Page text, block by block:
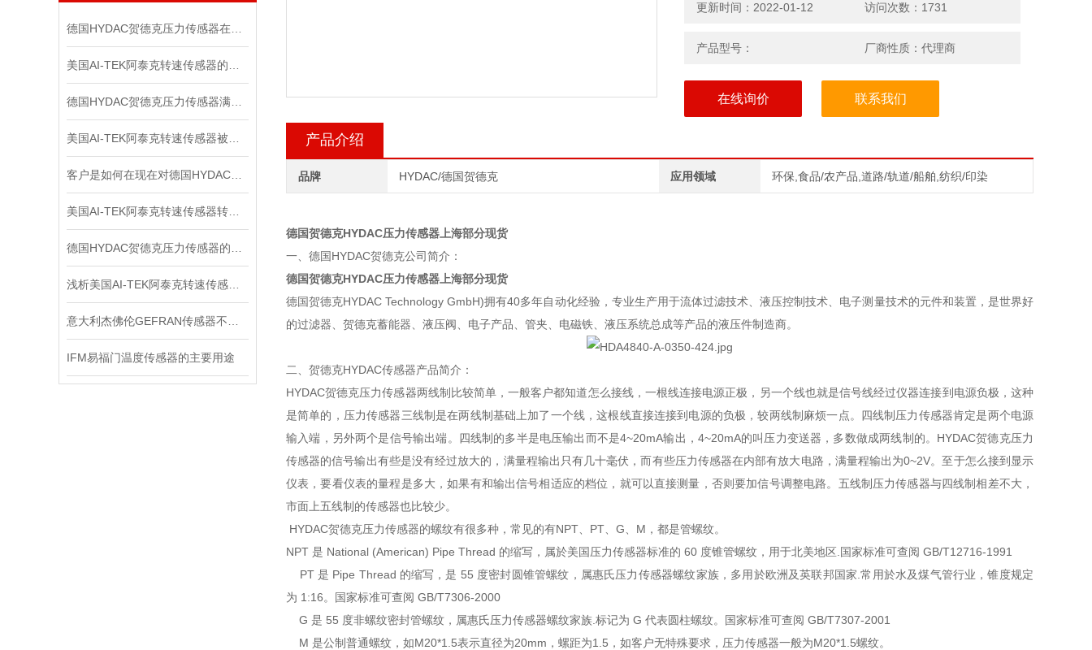
IFM易福门温度传感器的主要用途
更新时间：2022-01-12 访问次数：1731
产品型号： 厂商性质：代理商
在线询价 联系我们
产品介绍
品牌 HYDAC/德国贺德克 应用领域 环保,食品/农产品,道路/轨道/船舶,纺织/印染
德国贺德克HYDAC压力传感器上海部分现货
一、德国HYDAC贺德克公司简介：
德国贺德克HYDAC压力传感器上海部分现货
德国贺德克HYDAC Technology GmbH)拥有40多年自动化经验，专业生产用于流体过滤技术、液压控制技术、电子测量技术的元件和装置，是世界好
的过滤器、贺德克蓄能器、液压阀、电子产品、管夹、电磁铁、液压系统总成等产品的液压件制造商。
二、贺德克HYDAC传感器产品简介：
HYDAC贺德克压力传感器两线制比较简单，一般客户都知道怎么接线，一根线连接电源正极，另一个线也就是信号线经过仪器连接到电源负极，这种
是简单的，压力传感器三线制是在两线制基础上加了一个线，这根线直接连接到电源的负极，较两线制麻烦一点。四线制压力传感器肯定是两个电源
输入端，另外两个是信号输出端。四线制的多半是电压输出而不是4~20mA输出，4~20mA的叫压力变送器，多数做成两线制的。HYDAC贺德克压力
传感器的信号输出有些是没有经过放大的，满量程输出只有几十毫伏，而有些压力传感器在内部有放大电路，满量程输出为0~2V。至于怎么接到显示
仪表，要看仪表的量程是多大，如果有和输出信号相适应的档位，就可以直接测量，否则要加信号调整电路。五线制压力传感器与四线制相差不大，
市面上五线制的传感器也比较少。
HYDAC贺德克压力传感器的螺纹有很多种，常见的有NPT、PT、G、M，都是管螺纹。
NPT 是 National (American) Pipe Thread 的缩写，属於美国压力传感器标准的 60 度锥管螺纹，用于北美地区.国家标准可查阅 GB/T12716-1991
PT 是 Pipe Thread 的缩写，是 55 度密封圆锥管螺纹，属惠氏压力传感器螺纹家族，多用於欧洲及英联邦国家.常用於水及煤气管行业，锥度规定
为 1:16。国家标准可查阅 GB/T7306-2000
G 是 55 度非螺纹密封管螺纹，属惠氏压力传感器螺纹家族.标记为 G 代表圆柱螺纹。国家标准可查阅 GB/T7307-2001
M 是公制普通螺纹，如M20*1.5表示直径为20mm，螺距为1.5，如客户无特殊要求，压力传感器一般为M20*1.5螺纹。